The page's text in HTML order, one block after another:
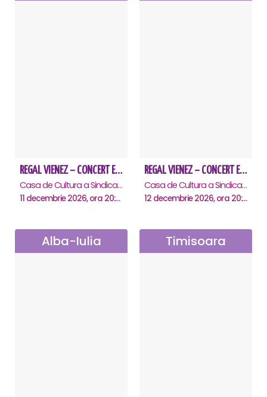
REGAL VIENEZ – CONCERT EXTRAORDINAR DE CRACIUN - Ploiesti
Casa de Cultura a Sindicatelor , Ploiesti
11 decembrie 2026, ora 20:00
REGAL VIENEZ – CONCERT EXTRAORDINAR DE CRACIUN - Pitesti
Casa de Cultura a Sindicatelor , Pitesti
12 decembrie 2026, ora 20:00
Alba-Iulia Timisoara